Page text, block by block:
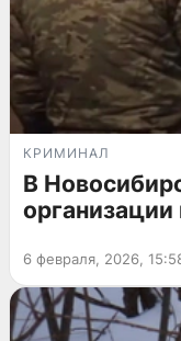
КРИМИНАЛ
В
6 февраля, 2026,